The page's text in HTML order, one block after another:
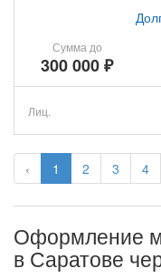
‹ 1 2 3 4
Сумма до
300 000 ₽
Лиц.
Оформление
в Саратове